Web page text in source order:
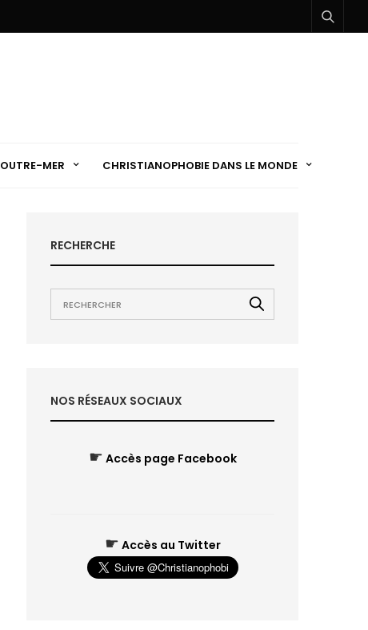
OUTRE-MER CHRISTIANOPHOBIE DANS LE MONDE
RECHERCHE
NOS RÉSEAUX SOCIAUX
☛ Accès page Facebook
☛ Accès au Twitter